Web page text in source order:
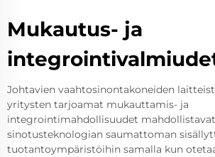
Mukautus- ja
Johtavien vaahtosinontakoneiden
yritysten tarjoamat mukauttamis- ja
integrointimahdollisuudet mahdollistavat
sinotusteknologian saumattoman
tuotantoympäristöihin samalla kun